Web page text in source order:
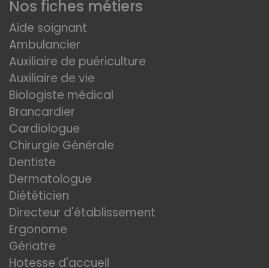
Nos fiches métiers
Aide soignant
Ambulancier
Auxiliaire de puériculture
Auxiliaire de vie
Biologiste médical
Brancardier
Cardiologue
Chirurgie Générale
Dentiste
Dermatologue
Diététicien
Directeur d'établissement
Ergonome
Gériatre
Hotesse d'accueil